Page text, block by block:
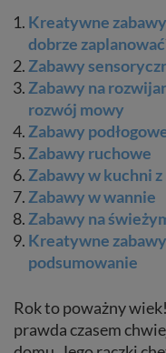
Kreatywne
dobrze
Zabawy
Zabawy na
rozwój mowy
Zabawy
Zabawy ruchowe
Zabawy w kuchni
Zabawy w wannie
Zabawy na
Kreatywne
podsumowanie
Rok to poważny
prawda czasem